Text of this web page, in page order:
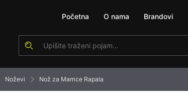
Početna O nama Brandovi
Noževi Nož za Mamce Rapala